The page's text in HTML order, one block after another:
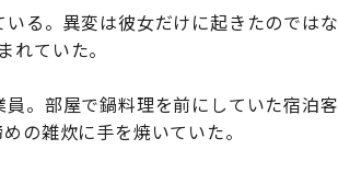
る。異変は彼女だけに起きたのではな
ていた。
。部屋で鍋料理を前にしていた宿泊客
の雑炊に手を焼いていた。